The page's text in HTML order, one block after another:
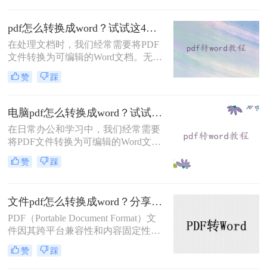
将详细介绍几种常用的免费PDF转
Word文档的方法。
pdf怎么转换成word？试试这4种解决方法！
在处理文档时，我们经常需要将PDF
文件转换为可编辑的Word文档。无论
是为了修改内容、复制文本还是其他
用途，掌握几种有效的PDF转Word方
word呢？本文将详细介绍几种常用的
转换方式。
赞 踩
电脑pdf怎么转换成word？试试这几种常用方法！
在日常办公和学习中，我们经常需要
将PDF文件转换为可编辑的Word文
档。由于PDF格式的固定性，直接编
辑内容较为困难，因此转换工具成为
涵盖免费、付费及多平台方案。
赞 踩
文件pdf怎么转换成word？分享两种高效转换方法！
PDF（Portable Document Format）文
件因其跨平台兼容性和内容固定性而
广受欢迎，但在某些情况下，我们可
能需要将PDF文件转换为Word文档以
赞 踩